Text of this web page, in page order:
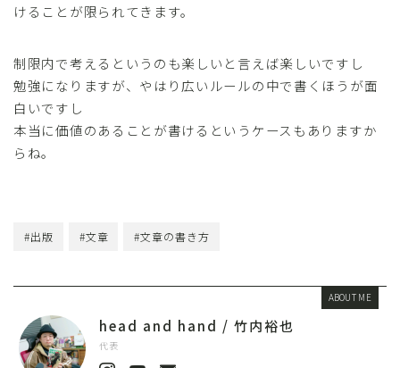
けることが限られてきます。
制限内で考えるというのも楽しいと言えば楽しいですし
勉強になりますが、やはり広いルールの中で書くほうが面
白いですし
本当に価値のあることが書けるというケースもありますか
らね。
#出版 #文章 #文章の書き方
ABOUT ME
head and hand / 竹内裕也
代表